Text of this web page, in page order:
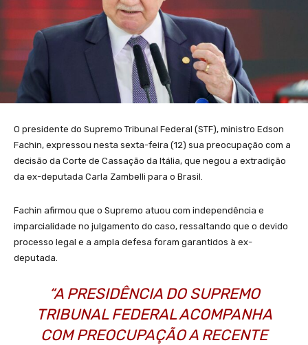
O presidente do Supremo Tribunal Federal (STF), ministro Edson
Fachin, expressou nesta sexta-feira (12) sua preocupação com a
decisão da Corte de Cassação da Itália, que negou a extradição
da ex-deputada Carla Zambelli para o Brasil.
Fachin afirmou que o Supremo atuou com independência e
imparcialidade no julgamento do caso, ressaltando que o devido
processo legal e a ampla defesa foram garantidos à ex-
deputada.
“A PRESIDÊNCIA DO SUPREMO
TRIBUNAL FEDERAL ACOMPANHA
COM PREOCUPAÇÃO A RECENTE